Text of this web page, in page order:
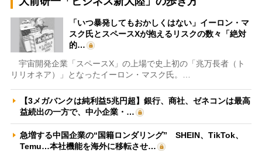
「いつ暴発してもおかしくはない」イーロン・マ
スク氏とスペースXが抱えるリスクの数々「絶対
的…
宇宙開発企業「スペースX」の上場で史上初の「兆万長者（ト
リリオネア）」となったイーロン・マスク氏。…
【3メガバンクは純利益5兆円超】銀行、商社、ゼネコンは最高
益続出の一方で、中小企業・…
急増する中国企業の“国籍ロンダリング” SHEIN、TikTok、
Temu…本社機能を海外に移転させ…